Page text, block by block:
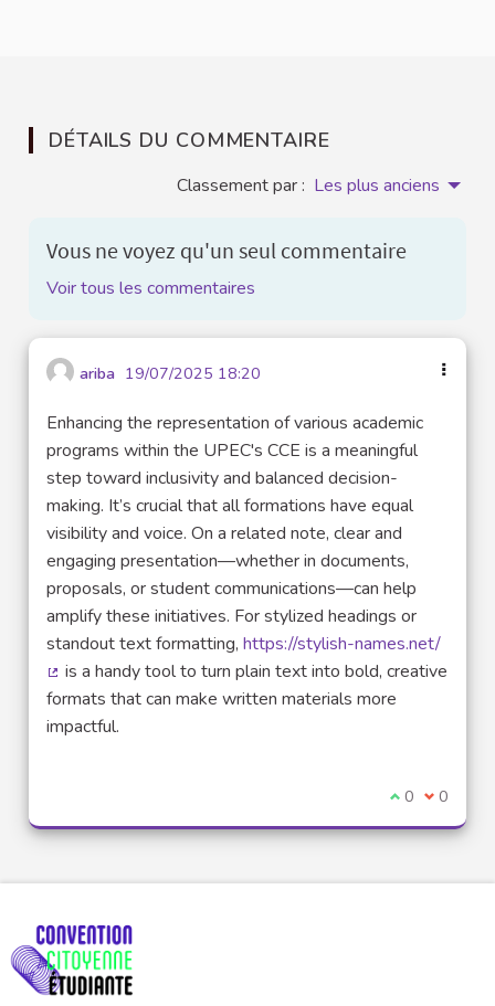
DÉTAILS DU COMMENTAIRE
Classement par : Les plus anciens
Vous ne voyez qu'un seul commentaire
Voir tous les commentaires
ariba 19/07/2025 18:20
Enhancing the representation of various academic
programs within the UPEC's CCE is a meaningful
step toward inclusivity and balanced decision-
making. It’s crucial that all formations have equal
visibility and voice. On a related note, clear and
engaging presentation—whether in documents,
proposals, or student communications—can help
amplify these initiatives. For stylized headings or
standout text formatting, https://stylish-names.net/
(Lien externe)
is a handy tool to turn plain text into bold, creative
formats that can make written materials more
impactful.
Je suis
0 Je ne
0